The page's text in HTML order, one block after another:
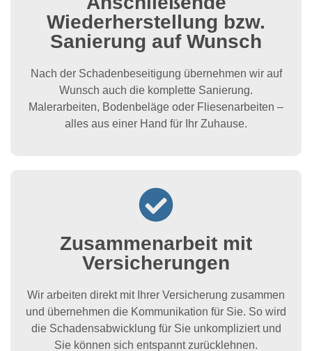
Wiederherstellung bzw.
Sanierung auf Wunsch
Nach der Schadenbeseitigung übernehmen wir auf
Wunsch auch die komplette Sanierung.
Malerarbeiten, Bodenbeläge oder Fliesenarbeiten –
alles aus einer Hand für Ihr Zuhause.
Zusammenarbeit mit
Versicherungen
Wir arbeiten direkt mit Ihrer Versicherung zusammen
und übernehmen die Kommunikation für Sie. So wird
die Schadensabwicklung für Sie unkompliziert und
Sie können sich entspannt zurücklehnen.